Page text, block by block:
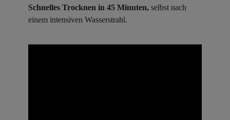
Schnelles Trocknen in 45 Minuten, selbst nach
einem intensiven Wasserstrahl.